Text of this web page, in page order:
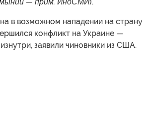
в возможном нападении на страну
конфликт на Украине —
заявили чиновники из США.